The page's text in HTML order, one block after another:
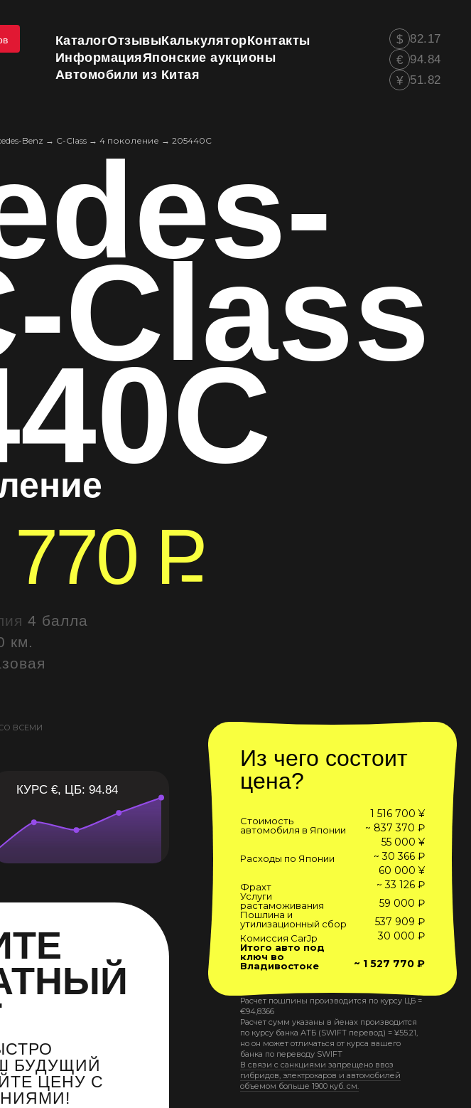
КаталогОтзывыКалькуляторКонтакты
ИнформацияЯпонские аукционы
Автомобили из Китая
$ 82.17
€ 94.84
¥ 51.82
Benz → C-Class → 4 поколение → 205440C
Class
P
4 балла
км.
ВСЕМИ
КУРС €, ЦБ: 94.84
БУДУЩИЙ
ЦЕНУ С
Из чего состоит
цена?
Стоимость
автомобиля в Японии
1 516 700 ¥
~ 837 370 ₽
Расходы по Японии
55 000 ¥
~ 30 366 ₽
Фрахт
60 000 ¥
~ 33 126 ₽
Услуги
растаможивания
59 000 ₽
Пошлина и
утилизационный сбор
537 909 ₽
Комиссия CarJp 30 000 ₽
Итого авто под
ключ во
Владивостоке
~ 1 527 770 ₽
Расчет пошлины производится по курсу ЦБ =
€94,8366
Расчет сумм указаны в йенах производится
по курсу банка АТБ (SWIFT перевод) = ¥55.21,
но он может отличаться от курса вашего
банка по переводу SWIFT
В связи с санкциями запрещено ввоз
гибридов, электрокаров и автомобилей
объемом больше 1900 куб. см.